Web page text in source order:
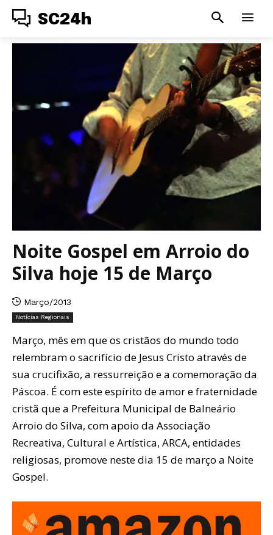
SC24h
Noite Gospel em Arroio do
Silva hoje 15 de Março
Março/2013
Notícias Regionais
Março, mês em que os cristãos do mundo todo
relembram o sacrifício de Jesus Cristo através de
sua crucifixão, a ressurreição e a comemoração da
Páscoa. É com este espírito de amor e fraternidade
cristã que a Prefeitura Municipal de Balneário
Arroio do Silva, com apoio da Associação
Recreativa, Cultural e Artística, ARCA, entidades
religiosas, promove neste dia 15 de março a Noite
Gospel.